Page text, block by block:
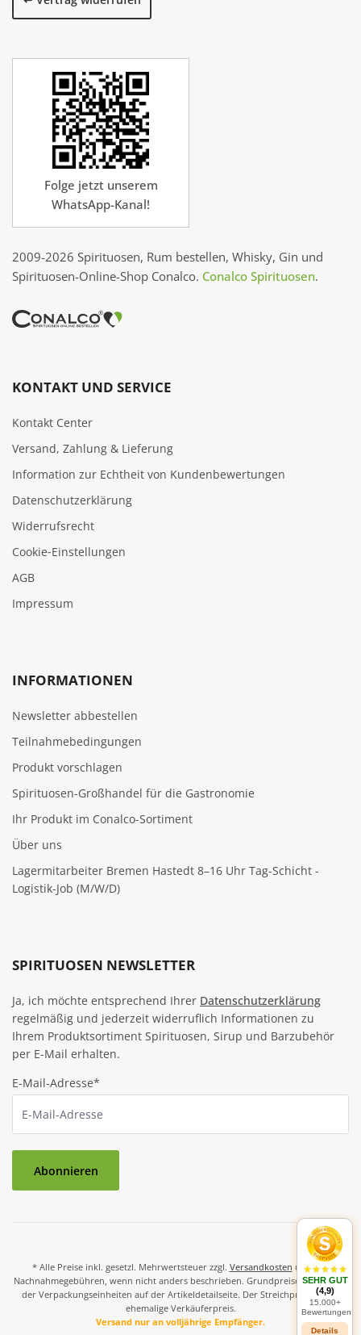
Folge jetzt unserem
WhatsApp-Kanal!
2009-2026 Spirituosen, Rum bestellen, Whisky, Gin und
Spirituosen-Online-Shop Conalco. Conalco Spirituosen.
KONTAKT UND SERVICE
Kontakt Center
Versand, Zahlung & Lieferung
Information zur Echtheit von Kundenbewertungen
Datenschutzerklärung
Widerrufsrecht
Cookie‑Einstellungen
AGB
Impressum
INFORMATIONEN
Newsletter abbestellen
Teilnahmebedingungen
Produkt vorschlagen
Spirituosen-Großhandel für die Gastronomie
Ihr Produkt im Conalco-Sortiment
Über uns
Lagermitarbeiter Bremen Hastedt 8–16 Uhr Tag-Schicht -
Logistik-Job (M/W/D)
SPIRITUOSEN NEWSLETTER
Ja, ich möchte entsprechend Ihrer Datenschutzerklärung
regelmäßig und jederzeit widerruflich Informationen zu
Ihrem Produktsortiment Spirituosen, Sirup und Barzubehör
per E-Mail erhalten.
E-Mail-Adresse*
Abonnieren
* Alle Preise inkl. gesetzl. Mehrwertsteuer zzgl. Versandkosten und ggf.
Nachnahmegebühren, wenn nicht anders beschrieben. Grundpreise und Preise
der Verpackungseinheiten auf der Artikeldetailseite. Der Streichpreis ist der
ehemalige Verkäuferpreis.
Versand nur an volljährige Empfänger.
SEHR GUT
(4,9)
15.000+
Bewertungen
Details